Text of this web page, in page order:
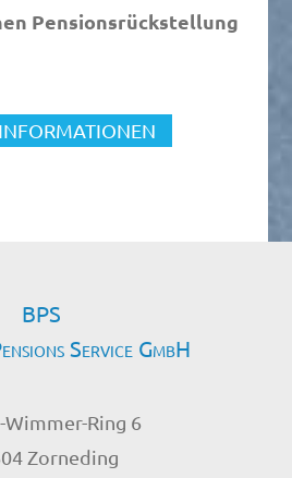
Pensionsrückstellung
BPS
Service GmbH
Wimmer-Ring 6
Zorneding